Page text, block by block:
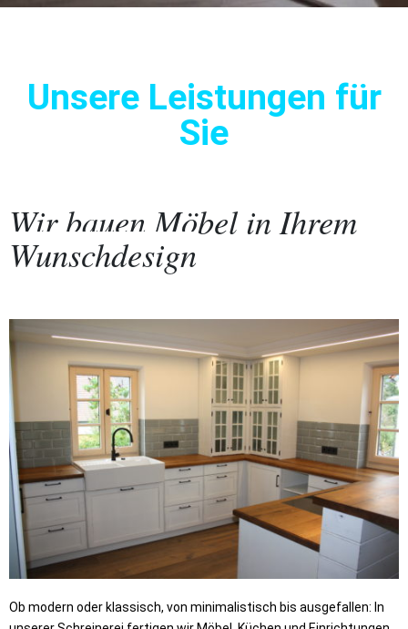
Unsere Leistungen für
Sie
Wir bauen Möbel in Ihrem
Wunschdesign
Ob modern oder klassisch, von minimalistisch bis ausgefallen: In